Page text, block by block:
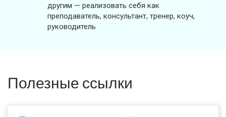
другим — реализовать себя как
преподаватель, консультант, тренер, коуч,
руководитель
Полезные ссылки